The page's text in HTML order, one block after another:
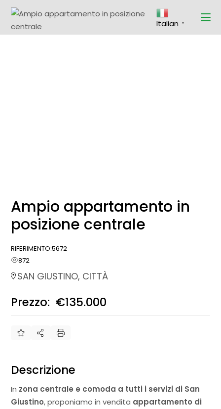
the
content Italian ▼
Ampio appartamento in
posizione centrale
RIFERIMENTO:5672
872
SAN GIUSTINO, CITTÀ
Prezzo: €135.000
Descrizione
In zona centrale e comoda a tutti i servizi di San
Giustino, proponiamo in vendita appartamento di